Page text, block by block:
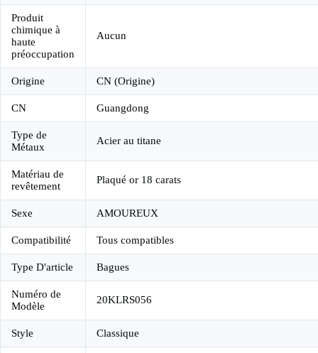
Produit
chimique à
haute
préoccupation
Aucun
Origine CN (Origine)
CN Guangdong
Type de
Métaux
Acier au titane
Matériau de
revêtement
Plaqué or 18 carats
Sexe AMOUREUX
Compatibilité Tous compatibles
Type D'article Bagues
Numéro de
Modèle
20KLRS056
Style Classique